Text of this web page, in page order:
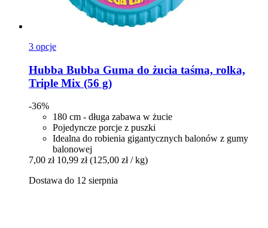
3 opcje
Hubba Bubba Guma do żucia taśma, rolka,
Triple Mix (56 g)
-36%
180 cm - długa zabawa w żucie
Pojedyncze porcje z puszki
Idealna do robienia gigantycznych balonów z gumy
balonowej
7,00 zł 10,99 zł (125,00 zł / kg)
Dostawa do 12 sierpnia